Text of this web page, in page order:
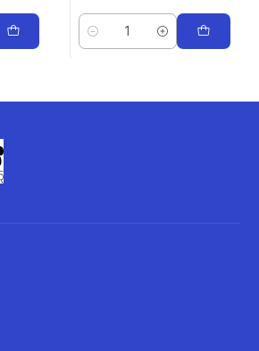
Cantidad